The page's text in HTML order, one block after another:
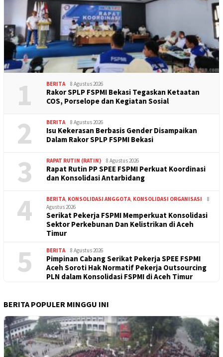
1 BERITA 8 Agustus 2026
Rakor SPLP FSPMI Bekasi Tegaskan Ketaatan
COS, Porselope dan Kegiatan Sosial
2 BERITA 8 Agustus 2026
Isu Kekerasan Berbasis Gender Disampaikan
Dalam Rakor SPLP FSPMI Bekasi
3 RAPAT RUTIN (RATIN) 8 Agustus 2026
Rapat Rutin PP SPEE FSPMI Perkuat Koordinasi
dan Konsolidasi Antarbidang
4 BERITA, KONSOLIDASI ANGGOTA, KONSOLIDASI ORGANISASI
8
Agustus 2026
Serikat Pekerja FSPMI Memperkuat Konsolidasi
Sektor Perkebunan Dan Kelistrikan di Aceh
Timur
5 BERITA 8 Agustus 2026
Pimpinan Cabang Serikat Pekerja SPEE FSPMI
Aceh Soroti Hak Normatif Pekerja Outsourcing
PLN dalam Konsolidasi FSPMI di Aceh Timur
BERITA POPULER MINGGU INI